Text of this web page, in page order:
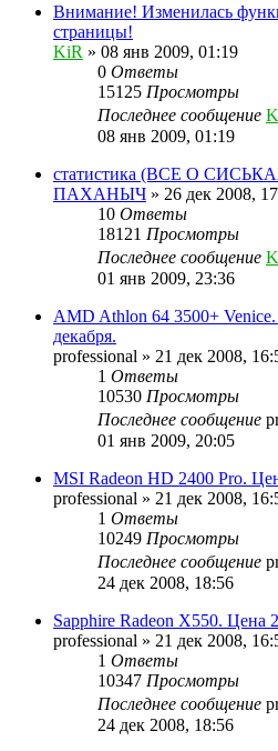
Внимание! Изменилась
страницы!
KiR » 08 янв 2009, 01:19
0 Ответы
15125 Просмотры
Последнее сообщение
08 янв 2009, 01:19
статистика (ВСЕ О
ПАХАНЫЧ » 26 дек 2008,
10 Ответы
18121 Просмотры
Последнее сообщение
01 янв 2009, 23:36
AMD Athlon 64 3500+
декабря.
professional » 21 дек 2008,
1 Ответы
10530 Просмотры
Последнее сообщение
01 янв 2009, 20:05
MSI Radeon HD 2400 Pro.
professional » 21 дек 2008,
1 Ответы
10249 Просмотры
Последнее сообщение
24 дек 2008, 18:56
Sapphire Radeon X550. Цена
professional » 21 дек 2008,
1 Ответы
10347 Просмотры
Последнее сообщение
24 дек 2008, 18:56